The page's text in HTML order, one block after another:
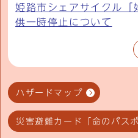
姫路市シェアサイクル「
供一時停止について
ハザードマップ
災害避難カード「命のパス